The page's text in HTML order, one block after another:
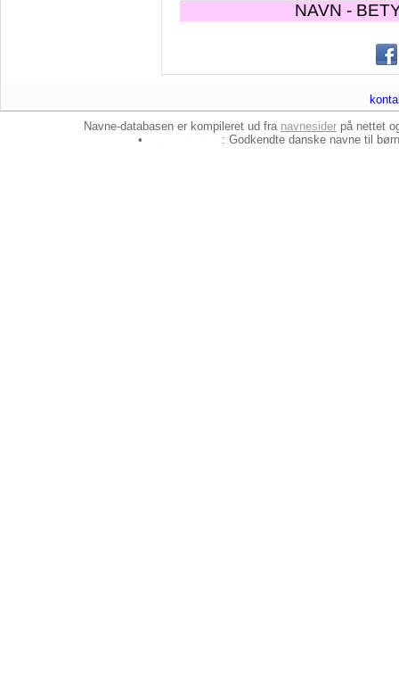
NAVN -
Navne-databasen er kompileret ud fra navnesider på nettet
•
: Godkendte danske navne til børn